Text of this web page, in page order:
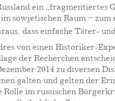
ein „fragmentiertes
Raum – zum
dass einfache Täter-
von einen Historiker-
der Recherchen
2014 zu diversen
galten und gelten der
im russischen